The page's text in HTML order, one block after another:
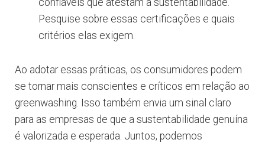
confiáveis que atestam a sustentabilidade.
Pesquise sobre essas certificações e quais
critérios elas exigem.
Ao adotar essas práticas, os consumidores podem
se tornar mais conscientes e críticos em relação ao
greenwashing. Isso também envia um sinal claro
para as empresas de que a sustentabilidade genuína
é valorizada e esperada. Juntos, podemos